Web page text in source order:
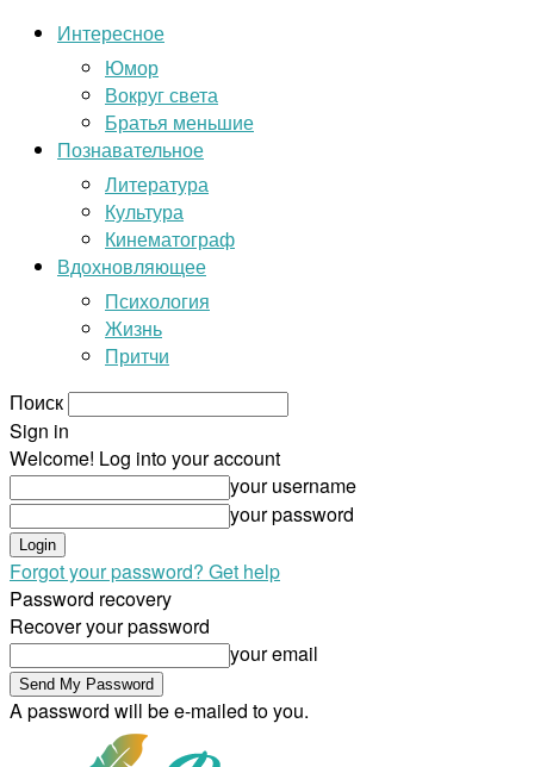
Интересное
Юмор
Вокруг света
Братья меньшие
Познавательное
Литература
Культура
Кинематограф
Вдохновляющее
Психология
Жизнь
Притчи
Поиск
Sign in
Welcome! Log into your account
your username
your password
Forgot your password? Get help
Password recovery
Recover your password
your email
A password will be e-mailed to you.